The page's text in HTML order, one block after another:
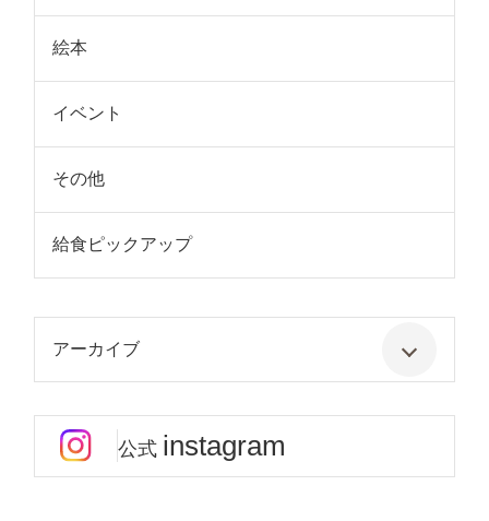
絵本
イベント
その他
給食ピックアップ
アーカイブ
公式 instagram